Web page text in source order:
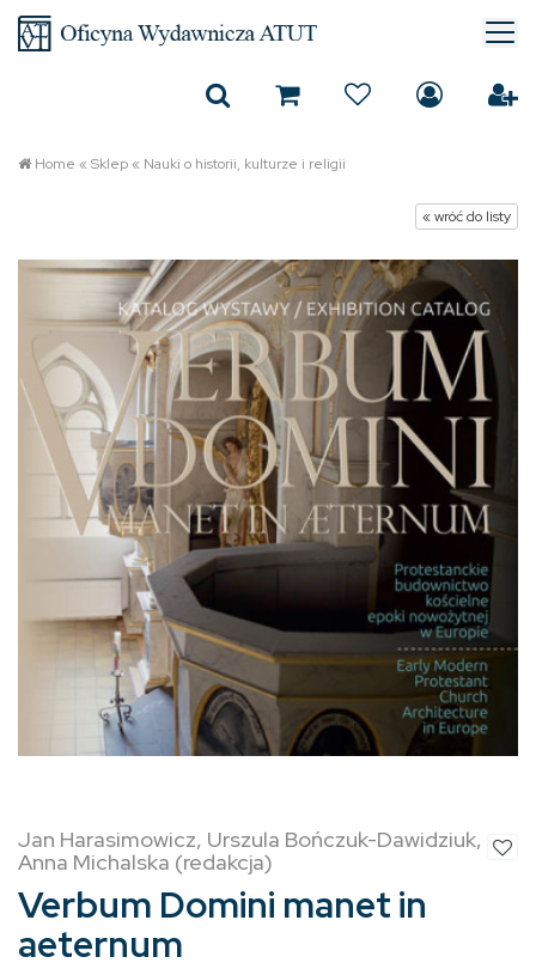
Home «Sklep« Nauki o historii, kulturze i religii
« wróć do listy
Jan Harasimowicz, Urszula Bończuk-Dawidziuk,
Anna Michalska (redakcja)
Verbum Domini manet in
aeternum